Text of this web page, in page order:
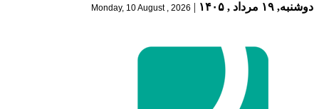
دوشنبه, ۱۹ مرداد , ۱۴۰۵ |
Monday, 10 August , 2026